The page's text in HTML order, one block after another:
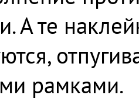
А те
рамками.